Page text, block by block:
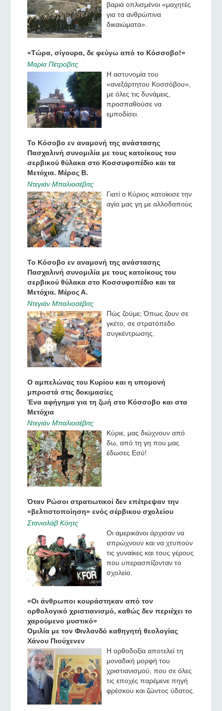
βαριά οπλισμένοι «μαχητές
για τα ανθρώπινα
δικαιώματα».
«Τώρα, σίγουρα, δε φεύγω από το Κόσσοβο!»
Μαρία Πέτροβιτς
Η αστυνομία του
«ανεξάρτητου Κοσσόβου»,
με όλες τις δυνάμεις,
προσπαθούσε να
εμποδίσει.
Το Κόσοβο εν αναμονή της ανάστασης
Πασχαλινή συνομιλία με τους κατοίκους του
σερβικού θύλακα στο Κοσσυφοπέδιο και τα
Μετόχια. Μέρος Β.
Ντεγιάν Μπαλιοσέβιτς
Γιατί ο Κύριος κατοίκισε την
αγία μας γη με αλλοδαπούς
Το Κόσοβο εν αναμονή της ανάστασης
Πασχαλινή συνομιλία με τους κατοίκους του
σερβικού θύλακα στο Κοσσυφοπέδιο και τα
Μετόχια. Μέρος Α.
Ντεγιάν Μπαλιοσέβιτς
Πώς ζούμε; Όπως ζουν σε
γκέτο, σε στρατόπεδο
συγκέντρωσης.
Ο αμπελώνας του Κυρίου και η υπομονή
μπροστά στις δοκιμασίες
Ένα αφήγημα για τη ζωή στο Κόσσοβο και στα
Μετόχια
Ντεγιάν Μπαλιοσέβιτς
Κύριε, μας διώχνουν από
δω, από τη γη που μας
έδωσες Εσύ!
Όταν Ρώσοι στρατιωτικοί δεν επέτρεψαν την
«βελτιστοποίηση» ενός σέρβικου σχολείου
Στανισλάβ Κόητς
Οι αμερικάνοι άρχισαν να
σπρώχνουν και να χτυπούν
τις γυναίκες και τους γέρους
που υπερασπίζονταν το
σχολείο.
«Οι άνθρωποι κουράστηκαν από τον
ορθολογικό χριστιανισμό, καθώς δεν περιέχει το
χαρούμενο μυστικό»
Ομιλία με τον Φινλανδό καθηγητή θεολογίας
Χάνου Πιούχενεν
Η ορθοδοξία αποτελεί τη
μοναδική μορφή του
χριστιανισμού, που σε όλες
τις εποχές παρέμενε πηγή
φρέσκου και ζώντος ύδατος.